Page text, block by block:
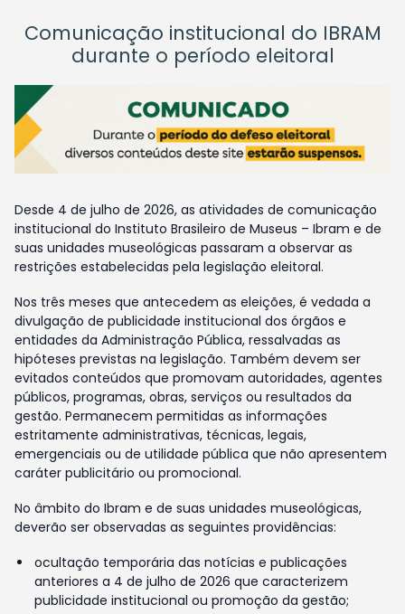
Comunicação institucional do IBRAM
durante o período eleitoral
Desde 4 de julho de 2026, as atividades de comunicação
institucional do Instituto Brasileiro de Museus – Ibram e de
suas unidades museológicas passaram a observar as
restrições estabelecidas pela legislação eleitoral.
Nos três meses que antecedem as eleições, é vedada a
divulgação de publicidade institucional dos órgãos e
entidades da Administração Pública, ressalvadas as
hipóteses previstas na legislação. Também devem ser
evitados conteúdos que promovam autoridades, agentes
públicos, programas, obras, serviços ou resultados da
gestão. Permanecem permitidas as informações
estritamente administrativas, técnicas, legais,
emergenciais ou de utilidade pública que não apresentem
caráter publicitário ou promocional.
No âmbito do Ibram e de suas unidades museológicas,
deverão ser observadas as seguintes providências:
ocultação temporária das notícias e publicações
anteriores a 4 de julho de 2026 que caracterizem
publicidade institucional ou promoção da gestão;